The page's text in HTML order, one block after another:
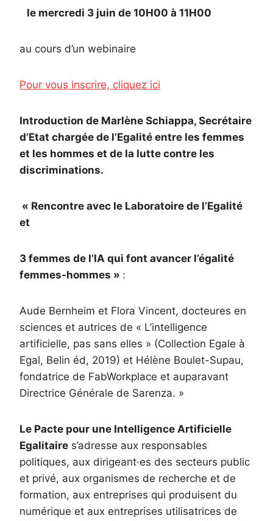
le mercredi 3 juin de 10H00 à 11H00
au cours d’un webinaire
Pour vous inscrire, cliquez ici
Introduction de Marlène Schiappa, Secrétaire
d’Etat chargée de l’Egalité entre les femmes
et les hommes et de la lutte contre les
discriminations.
« Rencontre avec le Laboratoire de l’Egalité
et
3 femmes de l’IA qui font avancer l’égalité
femmes-hommes » :
Aude Bernheim et Flora Vincent, docteures en
sciences et autrices de « L’intelligence
artificielle, pas sans elles » (Collection Egale à
Egal, Belin éd, 2019) et Hélène Boulet-Supau,
fondatrice de FabWorkplace et auparavant
Directrice Générale de Sarenza. »
Le Pacte pour une Intelligence Artificielle
Egalitaire s’adresse aux responsables
politiques, aux dirigeant·es des secteurs public
et privé, aux organismes de recherche et de
formation, aux entreprises qui produisent du
numérique et aux entreprises utilisatrices de